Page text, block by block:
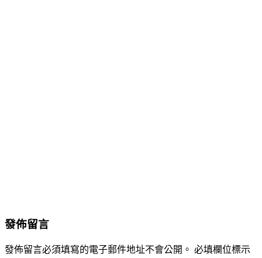
發佈留言
發佈留言必須填寫的電子郵件地址不會公開。 必填欄位標示